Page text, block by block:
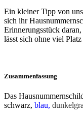
Ein kleiner Tipp von
sich ihr
Erinnerungsstück
lässt sich ohne viel
Zusammenfassung
Das
schwarz, blau,